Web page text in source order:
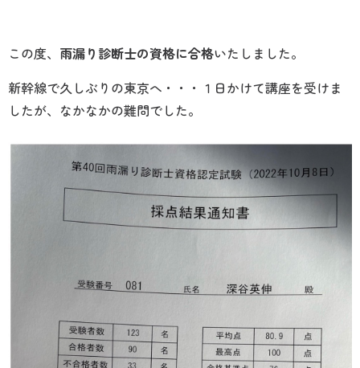
この度、 雨漏り診断士の資格に合格いたしました。
新幹線で久しぶりの東京へ・・・１日かけて講座を受けま
したが、なかなかの難問でした。